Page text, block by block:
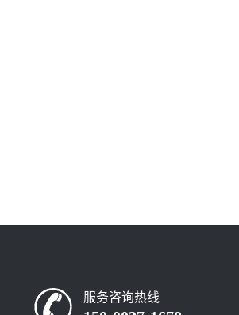
服务咨询热线